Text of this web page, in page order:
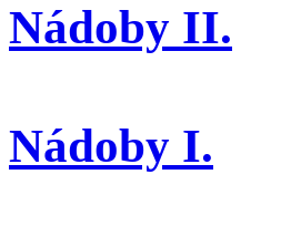
Nádoby II.
Nádoby I.